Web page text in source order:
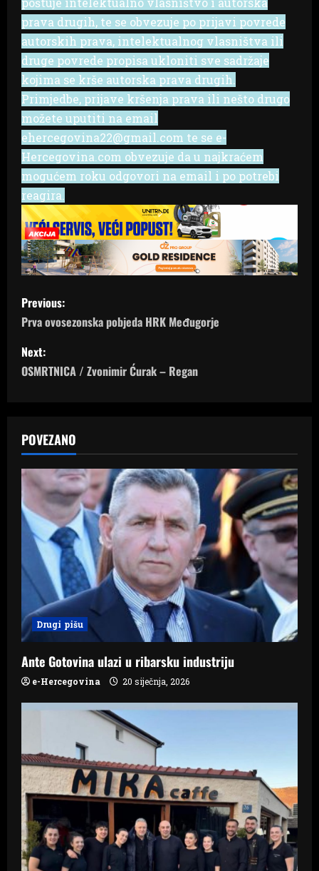
prava drugih, te se obvezuje po prijavi povrede
autorskih prava, intelektualnog vlasništva ili
druge povrede propisa ukloniti sve sadržaje
kojima se krše autorska prava drugih.
Primjedbe, prijave kršenja prava ili nešto drugo
možete uputiti na email
ehercegovina22@gmail.com te se e-
Hercegovina.com obvezuje da u najkraćem
mogućem roku odgovori na email i po potrebi
reagira.
P
o
s
t
a
v
i
g
a
i
o
n
Previous:
Prva ovosezonska pobjeda HRK Međugorje
Next:
OSMRTNICA / Zvonimir Ćurak – Regan
POVEZANO
Drugi pišu
Ante Gotovina ulazi u ribarsku industriju
e-Hercegovina 20 siječnja, 2026